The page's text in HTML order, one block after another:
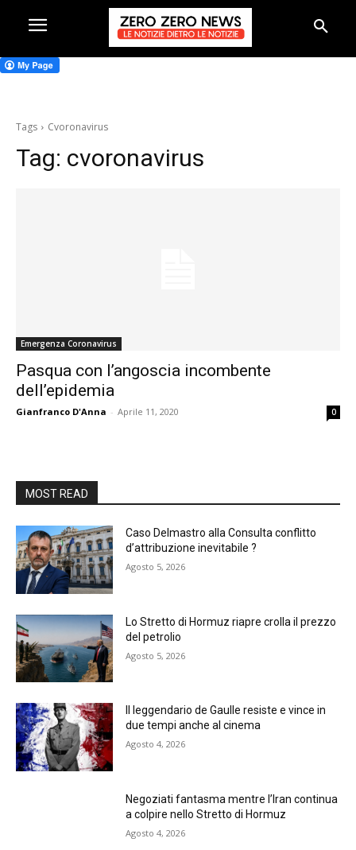
Tags Cvoronavirus
Tag: cvoronavirus
Emergenza Coronavirus
Pasqua con l’angoscia incombente
dell’epidemia
Gianfranco D'Anna - Aprile 11, 2020 0
MOST READ
Caso Delmastro alla Consulta conflitto
d’attribuzione inevitabile ?
Agosto 5, 2026
Lo Stretto di Hormuz riapre crolla il prezzo
del petrolio
Agosto 5, 2026
Il leggendario de Gaulle resiste e vince in
due tempi anche al cinema
Agosto 4, 2026
Negoziati fantasma mentre l’Iran continua
a colpire nello Stretto di Hormuz
Agosto 4, 2026